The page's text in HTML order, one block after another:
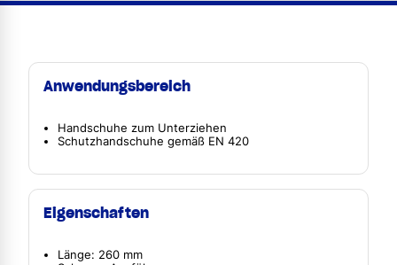
Anwendungsbereich
Handschuhe zum Unterziehen
Schutzhandschuhe gemäß EN 420
Eigenschaften
Länge: 260 mm